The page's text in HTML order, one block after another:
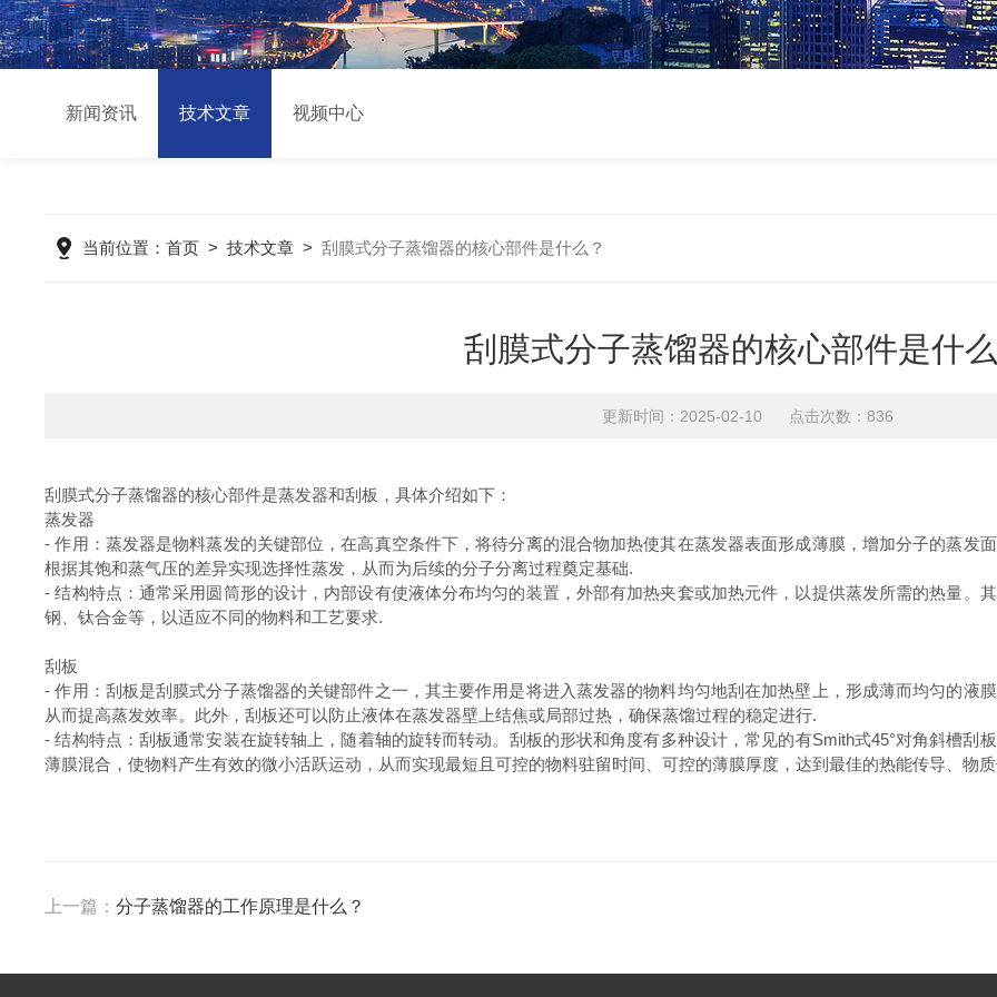
新闻资讯 技术文章 视频中心
当前位置：首页 >技术文章 >刮膜式分子蒸馏器的核心部件是什么？
刮膜式分子蒸馏器的核心部件是什
更新时间：2025-02-10 点击次数：836
刮膜式分子蒸馏器的核心部件是蒸发器和刮板，具体介绍如下：
蒸发器
-作用：蒸发器是物料蒸发的关键部位，在高真空条件下，将待分离的混合物加热使其在蒸发器表面形成薄膜，增加分子的蒸发
根据其饱和蒸气压的差异实现选择性蒸发，从而为后续的分子分离过程奠定基础.
-结构特点：通常采用圆筒形的设计，内部设有使液体分布均匀的装置，外部有加热夹套或加热元件，以提供蒸发所需的热量。
钢、钛合金等，以适应不同的物料和工艺要求.
刮板
-作用：刮板是刮膜式分子蒸馏器的关键部件之一，其主要作用是将进入蒸发器的物料均匀地刮在加热壁上，形成薄而均匀的液
从而提高蒸发效率。此外，刮板还可以防止液体在蒸发器壁上结焦或局部过热，确保蒸馏过程的稳定进行.
-结构特点：刮板通常安装在旋转轴上，随着轴的旋转而转动。刮板的形状和角度有多种设计，常见的有Smith式45°对角斜槽刮
薄膜混合，使物料产生有效的微小活跃运动，从而实现最短且可控的物料驻留时间、可控的薄膜厚度，达到最佳的热能传导、物
上一篇：分子蒸馏器的工作原理是什么？